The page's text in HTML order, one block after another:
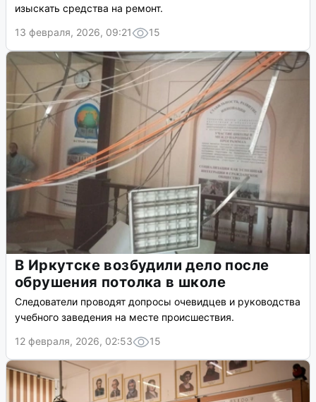
изыскать средства на ремонт.
13 февраля, 2026, 09:21
15
В Иркутске возбудили дело после
обрушения потолка в школе
Следователи проводят допросы очевидцев и руководства
учебного заведения на месте происшествия.
12 февраля, 2026, 02:53
15